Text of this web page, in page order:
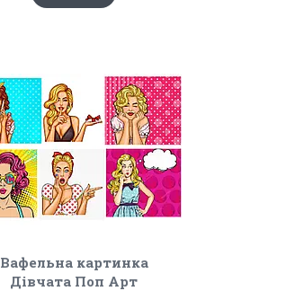
Вафельна картинка
Дівчата Поп Арт